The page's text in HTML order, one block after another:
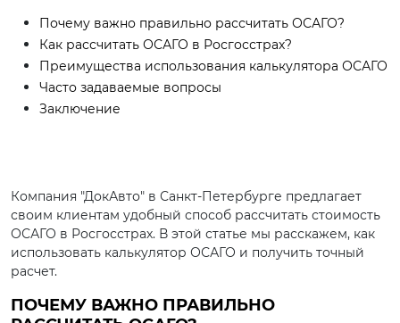
Почему важно правильно рассчитать ОСАГО?
Как рассчитать ОСАГО в Росгосстрах?
Преимущества использования калькулятора ОСАГО
Часто задаваемые вопросы
Заключение
Компания "ДокАвто" в Санкт-Петербурге предлагает
своим клиентам удобный способ рассчитать стоимость
ОСАГО в Росгосстрах. В этой статье мы расскажем, как
использовать калькулятор ОСАГО и получить точный
расчет.
ПОЧЕМУ ВАЖНО ПРАВИЛЬНО